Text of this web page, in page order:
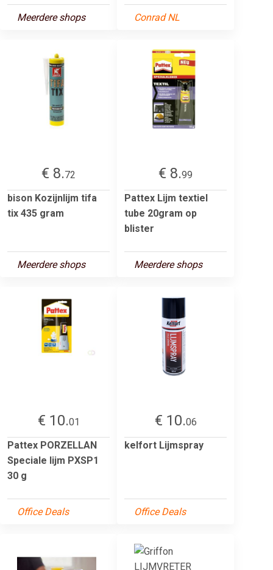
Meerdere shops Conrad NL
€ 8.72
bison Kozijnlijm tifa
tix 435 gram
Meerdere shops
€ 8.99
Pattex Lijm textiel
tube 20gram op
blister
Meerdere shops
€ 10.01
Pattex PORZELLAN
Speciale lijm PXSP1
30 g
Office Deals
€ 10.06
kelfort Lijmspray
Office Deals